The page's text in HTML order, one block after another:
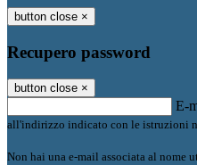
button close ×
Recupero password
button close ×
E-
all'indirizzo indicato con le istruzioni
Non hai una e-mail associata al nome